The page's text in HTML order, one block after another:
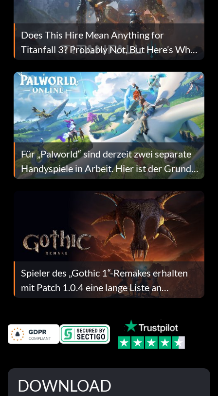
Does This Hire Mean Anything for
Titanfall 3? Probably Not, But Here’s Why
Fans Are Hopeful
Für „Palworld“ sind derzeit zwei separate
Handyspiele in Arbeit. Hier ist der Grund
dafür.
Spieler des „Gothic 1“-Remakes erhalten
mit Patch 1.0.4 eine lange Liste an
Fehlerbehebungen
DOWNLOAD